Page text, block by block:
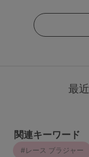
最
関連キーワード
レース ブラジャー